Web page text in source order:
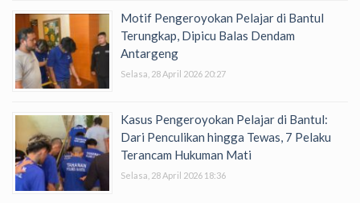
Motif Pengeroyokan Pelajar di Bantul
Terungkap, Dipicu Balas Dendam
Antargeng
Selasa, 28 April 2026 20:27
Kasus Pengeroyokan Pelajar di Bantul:
Dari Penculikan hingga Tewas, 7 Pelaku
Terancam Hukuman Mati
Selasa, 28 April 2026 18:36